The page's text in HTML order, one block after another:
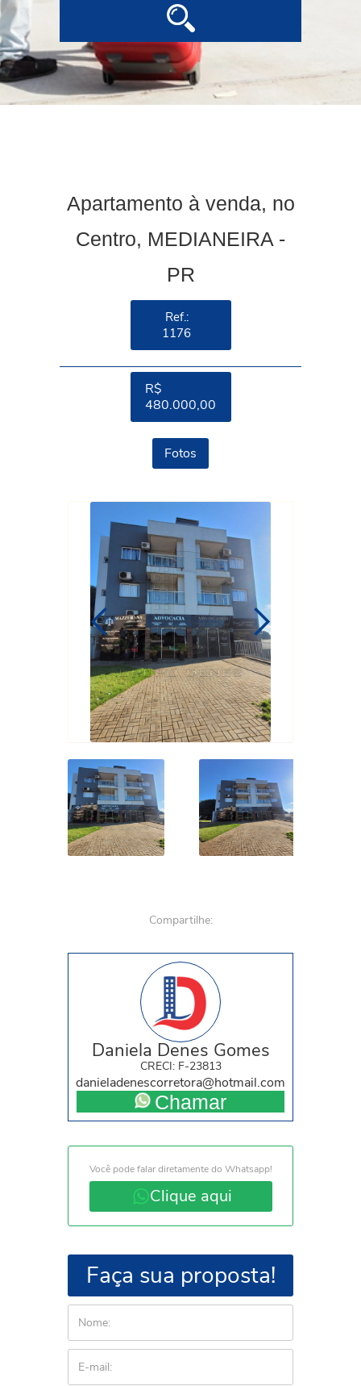
Apartamento à venda, no
Centro, MEDIANEIRA -
PR
Ref.:
1176
R$
480.000,00
Fotos
Compartilhe:
Daniela Denes Gomes
CRECI: F-23813
danieladenescorretora@hotmail.com
Chamar
Você pode falar diretamente do Whatsapp!
Clique aqui
Faça sua proposta!